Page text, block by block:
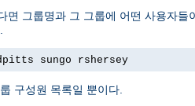
면 그룹명과 그 그룹에 어떤 사용자
dpitts sungo rshersey
구성원 목록일 뿐이다.